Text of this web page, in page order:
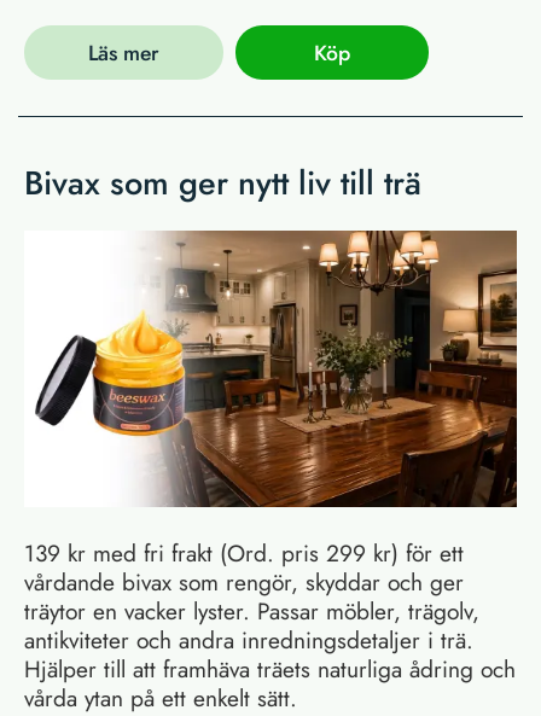
Läs mer Köp
Bivax som ger nytt liv till trä
139 kr med fri frakt (Ord. pris 299 kr) för ett
vårdande bivax som rengör, skyddar och ger
träytor en vacker lyster. Passar möbler, trägolv,
antikviteter och andra inredningsdetaljer i trä.
Hjälper till att framhäva träets naturliga ådring och
vårda ytan på ett enkelt sätt.